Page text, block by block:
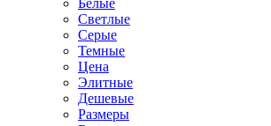
Белые
Светлые
Серые
Темные
Цена
Элитные
Дешевые
Размеры